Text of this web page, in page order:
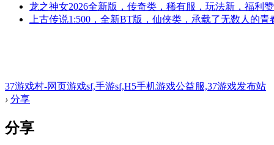
龙之神女2026全新版，传奇类，稀有服，玩法新，福利
上古传说1:500，全新BT版，仙侠类，承载了无数人的青
37游戏村-网页游戏sf,手游sf,H5手机游戏公益服,37游戏发布站
› 分享
分享